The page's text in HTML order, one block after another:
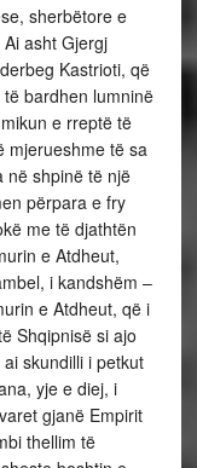
sherbëtore e
asht Gjergj
Kastrioti, që
bardhen lumninë
e rreptë të
mjerueshme të sa
në shpinë të një
përpara e fry
me të djathtën
e Atdheut,
i kandshëm –
e Atdheut, që i
Shqipnisë si ajo
skundilli i petkut
yje e diej, i
gjanë Empirit
thellim të